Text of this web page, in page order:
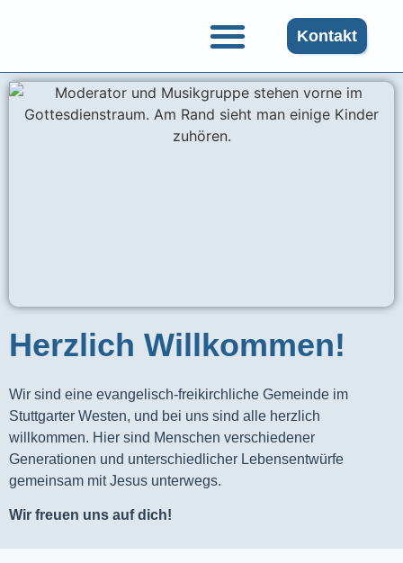
Kontakt
Herzlich Willkommen!
Wir sind eine evangelisch-freikirchliche Gemeinde im
Stuttgarter Westen, und bei uns sind alle herzlich
willkommen. Hier sind Menschen verschiedener
Generationen und unterschiedlicher Lebensentwürfe
gemeinsam mit Jesus unterwegs.
Wir freuen uns auf dich!